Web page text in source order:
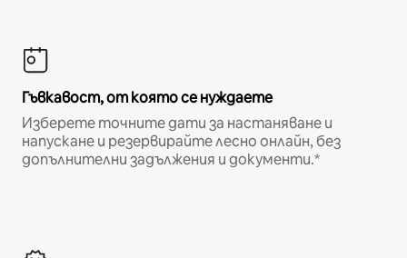
Гъвкавост, от която се нуждаете
Изберете точните дати за настаняване и
напускане и резервирайте лесно онлайн, без
допълнителни задължения и документи.*